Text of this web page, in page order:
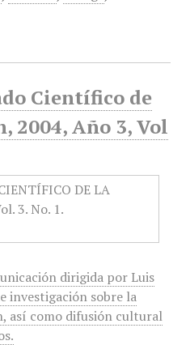
Científico de
2004, Año 3, Vol
dirigida por Luis
investigación sobre la
así como difusión cultural